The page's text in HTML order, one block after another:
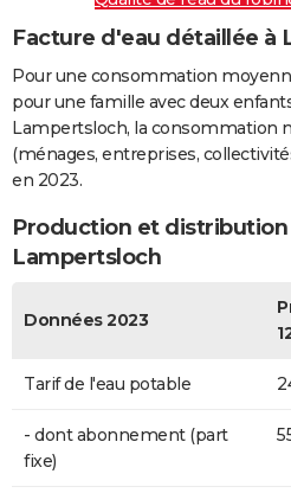
Facture d'eau détaillée à
Pour une consommation
pour une famille avec deux
Lampertsloch, la consommation
(ménages, entreprises,
en 2023.
Production et
Lampertsloch
Données 2023
Tarif de l'eau potable
- dont abonnement (part
fixe)